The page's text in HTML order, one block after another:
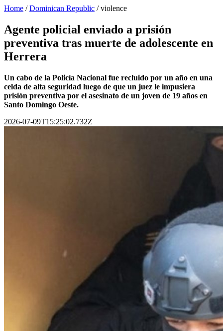
Home /Dominican Republic /violence
Agente policial enviado a prisión
preventiva tras muerte de adolescente en
Herrera
Un cabo de la Policía Nacional fue recluido por un año en una
celda de alta seguridad luego de que un juez le impusiera
prisión preventiva por el asesinato de un joven de 19 años en
Santo Domingo Oeste.
2026-07-09T15:25:02.732Z